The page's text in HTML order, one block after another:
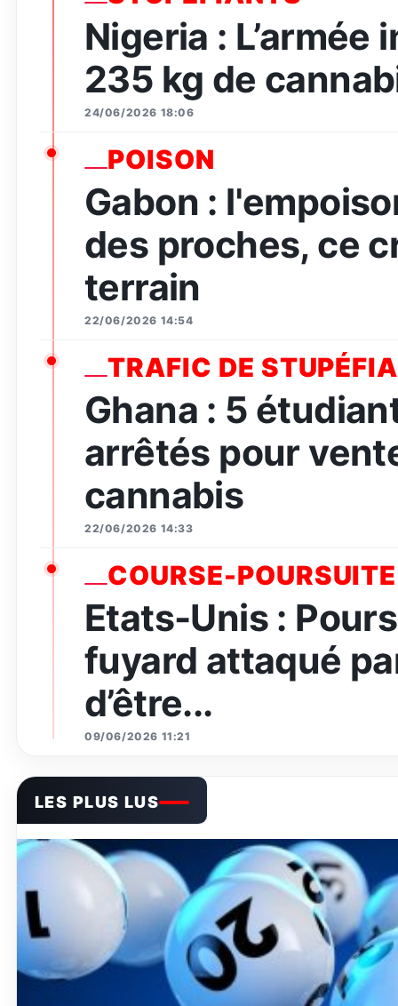
Nigeria :
235 kg de
24/06/2026 18:06
POISON
Gabon :
des proches, ce
terrain
22/06/2026 14:54
TRAFIC DE
Ghana : 5
arrêtés pour
cannabis
22/06/2026 14:33
COURSE-POURSUITE
Etats-Unis :
fuyard attaqué
d’être...
09/06/2026 11:21
LES PLUS LUS